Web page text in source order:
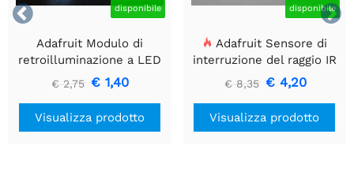

 disponibile
Adafruit Modulo di
retroilluminazione a LED
bianco - Piccolo 12 mm x
40 mm
€ 2,75 € 1,40
Visualizza prodotto
disponibile
Adafruit Sensore di
interruzione del raggio IR
con estremità del
connettore del cavo di alta
qualità - LED da 5 mm
€ 8,35 € 4,20
Visualizza prodotto